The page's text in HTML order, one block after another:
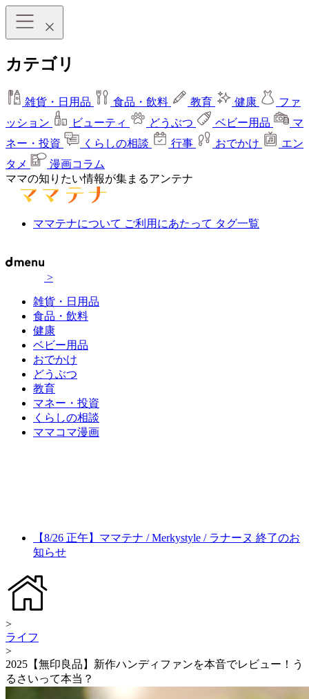
カテゴリ
雑貨・日用品 食品・飲料 教育 健康
ファ
ッション
ビューティ どうぶつ ベビー用品
マ
ネー・投資
くらしの相談 行事 おでかけ
エン
タメ
漫画コラム
ママの知りたい情報が集まるアンテナ
ママテナについて ご利用にあたって タグ一覧
>
雑貨・日用品
食品・飲料
健康
ベビー用品
おでかけ
どうぶつ
教育
マネー・投資
くらしの相談
ママコマ漫画
【8/26 正午】ママテナ / Merkystyle / ラナーヌ 終了のお
知らせ
>
ライフ
>
2025【無印良品】新作ハンディファンを本音でレビュー！う
るさいって本当？